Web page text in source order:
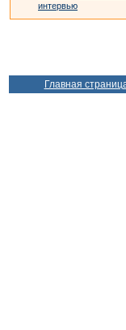
интервью
Главная